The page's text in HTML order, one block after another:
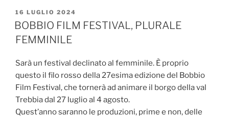
PUBBLICATO
IL
16 LUGLIO 2024
BOBBIO FILM FESTIVAL, PLURALE
FEMMINILE
Sarà un festival declinato al femminile. È proprio
questo il filo rosso della 27esima edizione del Bobbio
Film Festival, che tornerà ad animare il borgo della val
Trebbia dal 27 luglio al 4 agosto.
Quest’anno saranno le produzioni, prime e non, delle